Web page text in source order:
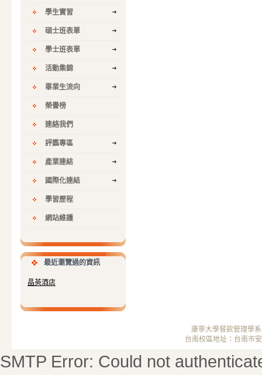
學生實習
碩士班表單
學士班表單
活動集錦
畢業生流向
榮譽榜
連絡我們
評鑑專區
產業連結
國際化連結
學習歷程
網站維護
最近瀏覽過的資訊
晶英酒店
康寧大學餐飲管理學
台南校區地址：台南市
SMTP Error: Could not